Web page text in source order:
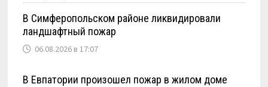
В Симферопольском районе ликвидировали
ландшафтный пожар
06.08.2026 в 17:07
В Евпатории произошел пожар в жилом доме